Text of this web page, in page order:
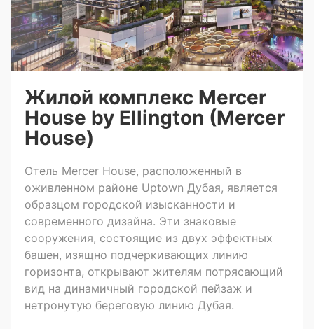
Жилой комплекс Mercer
House by Ellington (Mercer
House)
Отель Mercer House, расположенный в
оживленном районе Uptown Дубая, является
образцом городской изысканности и
современного дизайна. Эти знаковые
сооружения, состоящие из двух эффектных
башен, изящно подчеркивающих линию
горизонта, открывают жителям потрясающий
вид на динамичный городской пейзаж и
нетронутую береговую линию Дубая.